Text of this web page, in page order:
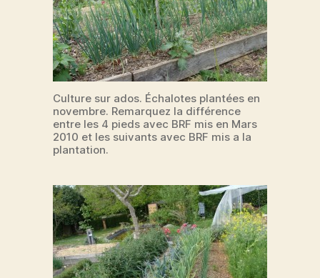
Culture sur ados. Échalotes plantées en
novembre. Remarquez la différence
entre les 4 pieds avec BRF mis en Mars
2010 et les suivants avec BRF mis a la
plantation.